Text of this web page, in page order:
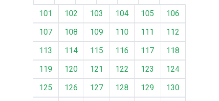
101
102 103 104 105
106
107
108 109 110 111
112
113
114 115 116 117
118
119
120 121 122 123
124
125
126 127 128 129
130